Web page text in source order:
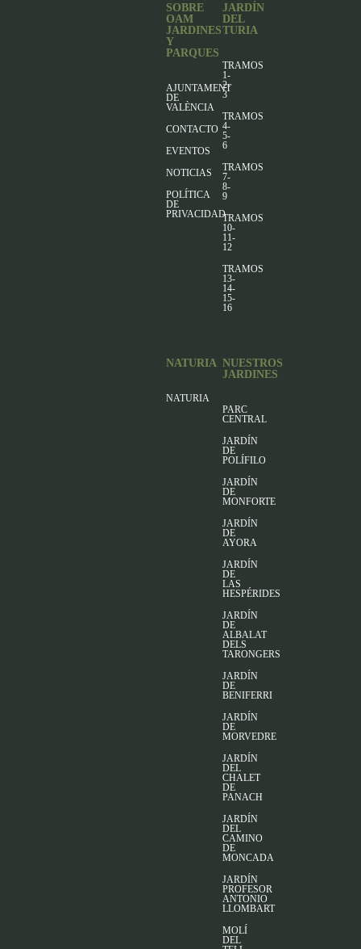
SOBRE
OAM
JARDINES
Y
PARQUES
AJUNTAMENT
DE
VALÈNCIA
CONTACTO
EVENTOS
NOTICIAS
POLÍTICA
DE
PRIVACIDAD
JARDÍN
DEL
TURIA
TRAMOS
1-
2-
3
TRAMOS
4-
5-
6
TRAMOS
7-
8-
9
TRAMOS
10-
11-
12
TRAMOS
13-
14-
15-
16
NATURIA
NATURIA
NUESTROS
JARDINES
PARC
CENTRAL
JARDÍN
DE
POLÍFILO
JARDÍN
DE
MONFORTE
JARDÍN
DE
AYORA
JARDÍN
DE
LAS
HESPÉRIDES
JARDÍN
DE
ALBALAT
DELS
TARONGERS
JARDÍN
DE
BENIFERRI
JARDÍN
DE
MORVEDRE
JARDÍN
DEL
CHALET
DE
PANACH
JARDÍN
DEL
CAMINO
DE
MONCADA
JARDÍN
PROFESOR
ANTONIO
LLOMBART
MOLÍ
DEL